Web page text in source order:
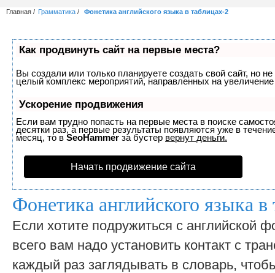
Главная Грамматика Фонетика английского языка в таблицах-2
Как продвинуть сайт на первые места?
Вы создали или только планируете создать свой сайт, но
целый комплекс мероприятий, направленных на
Ускорение продвижения
Если вам трудно попасть на первые места в поиске
десятки раз, а первые результаты появляются уже в
месяц, то в SeoHammer за бустер вернут деньги.
Начать продвижение сайта
Фонетика английского языка в
Если хотите подружиться с английской
всего вам надо установить контакт с
каждый раз заглядывать в словарь,